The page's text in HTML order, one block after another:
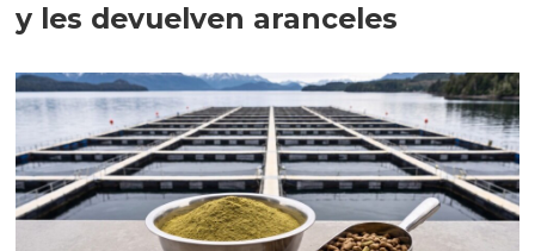
y les devuelven aranceles